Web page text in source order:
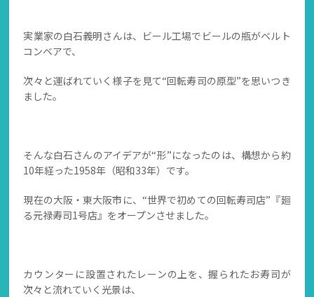
実業家の白石義明さんは、ビール工場でビールの瓶がベルト
コンベアで、
次々と運ばれていく様子を見て“回転寿司の原型”を思いつき
ました。
そんな白石さんのアイデアが“形”になったのは、構想から約
10年経った1958年（昭和33年）です。
現在の大阪・東大阪市に、“世界で初めての回転寿司店”『廻
る元禄寿司1号店』をオープンさせました。
カウンターに設置されたレーンの上を、握られたお寿司が
次々と流れていく光景は、